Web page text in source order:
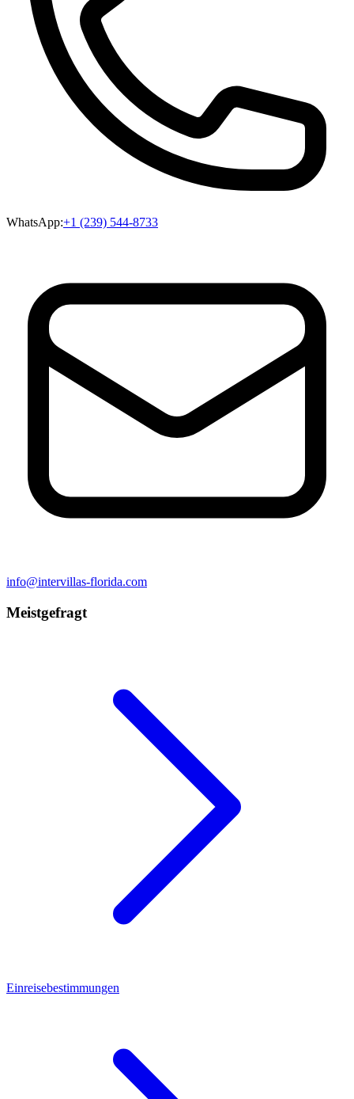
WhatsApp:+1 (239) 544-8733
info@intervillas-florida.com
Meistgefragt
Einreisebestimmungen